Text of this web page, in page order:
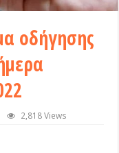
οδήγησης
2,818 Views